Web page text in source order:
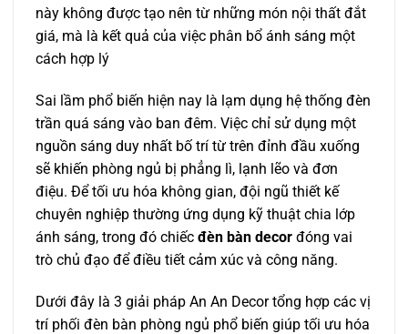
này không được tạo nên từ những món nội thất đắt
giá, mà là kết quả của việc phân bổ ánh sáng một
cách hợp lý
Sai lầm phổ biến hiện nay là lạm dụng hệ thống đèn
trần quá sáng vào ban đêm. Việc chỉ sử dụng một
nguồn sáng duy nhất bố trí từ trên đỉnh đầu xuống
sẽ khiến phòng ngủ bị phẳng lì, lạnh lẽo và đơn
điệu. Để tối ưu hóa không gian, đội ngũ thiết kế
chuyên nghiệp thường ứng dụng kỹ thuật chia lớp
ánh sáng, trong đó chiếc đèn bàn decor đóng vai
trò chủ đạo để điều tiết cảm xúc và công năng.
Dưới đây là 3 giải pháp An An Decor tổng hợp các vị
trí phối đèn bàn phòng ngủ phổ biến giúp tối ưu hóa